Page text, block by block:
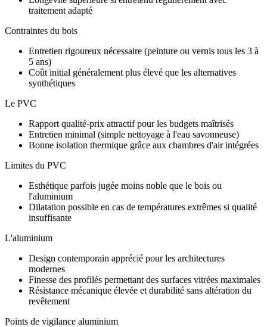
traitement adapté
Contraintes du bois
Entretien rigoureux nécessaire (peinture ou vernis tous les 3 à
5 ans)
Coût initial généralement plus élevé que les alternatives
synthétiques
Le PVC
Rapport qualité-prix attractif pour les budgets maîtrisés
Entretien minimal (simple nettoyage à l'eau savonneuse)
Bonne isolation thermique grâce aux chambres d'air intégrées
Limites du PVC
Esthétique parfois jugée moins noble que le bois ou
l'aluminium
Dilatation possible en cas de températures extrêmes si qualité
insuffisante
L'aluminium
Design contemporain apprécié pour les architectures
modernes
Finesse des profilés permettant des surfaces vitrées maximales
Résistance mécanique élevée et durabilité sans altération du
revêtement
Points de vigilance aluminium